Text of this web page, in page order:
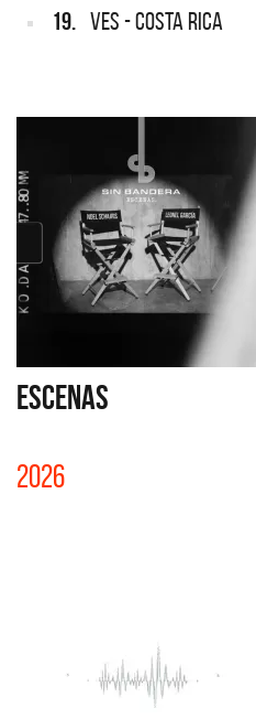
19. VES - COSTA RICA
ESCENAS
2026